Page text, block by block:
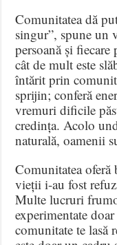
Comunitatea dă
singur”, spune un
persoană și
cât de mult este
întărit prin
sprijin; conferă
vremuri dificile
credința.Acolo
naturală, oamenii
Comunitatea oferă
vieții i-au fost
Multe lucruri
experimentate
comunitate te lasă